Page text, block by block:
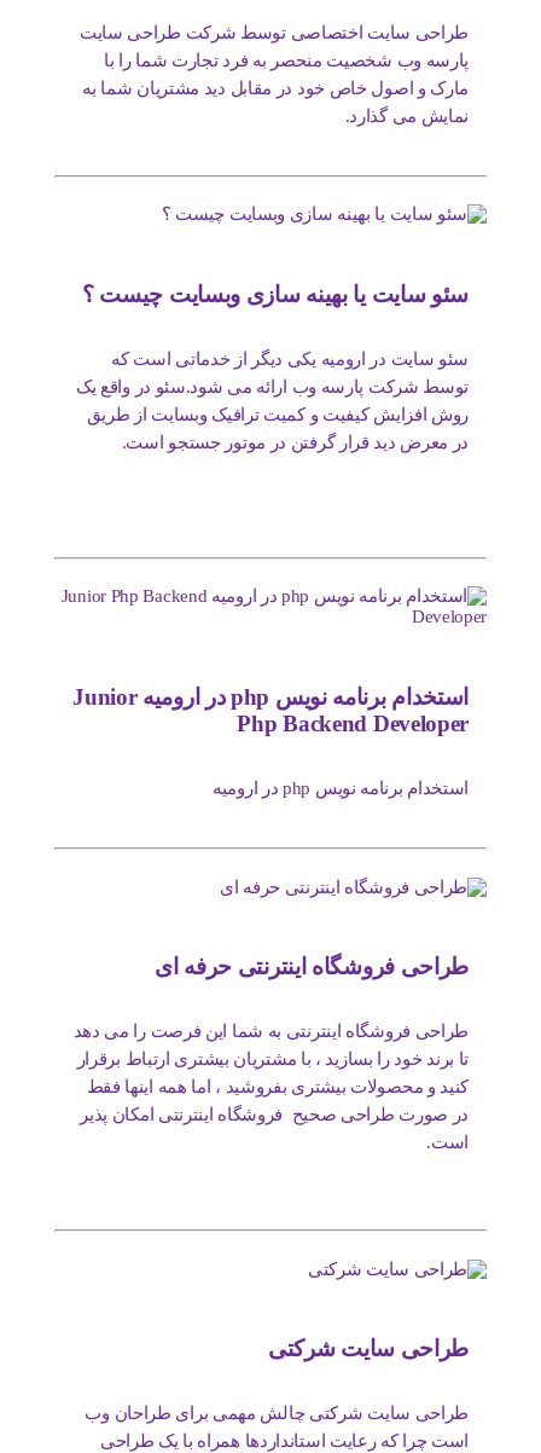
طراحی سایت اختصاصی توسط شرکت طراحی سایت
پارسه وب شخصیت منحصر به فرد تجارت شما را با
مارک و اصول خاص خود در مقابل دید مشتریان شما به
نمایش می گذارد.
سئو سایت یا بهینه سازی وبسایت چیست ؟
سئو سایت در ارومیه یکی دیگر از خدماتی است که
توسط شرکت پارسه وب ارائه می شود.سئو در واقع یک
روش افزایش کیفیت و کمیت ترافیک وبسایت از طریق
در معرض دید قرار گرفتن در موتور جستجو است.
استخدام برنامه نویس php در ارومیه Junior
Php Backend Developer
استخدام برنامه نویس php در ارومیه
طراحی فروشگاه اینترنتی حرفه ای
طراحی فروشگاه اینترنتی به شما این فرصت را می دهد
تا برند خود را بسازید ، با مشتریان بیشتری ارتباط برقرار
کنید و محصولات بیشتری بفروشید ، اما همه اینها فقط
در صورت طراحی صحیح فروشگاه اینترنتی امکان پذیر
است.
طراحی سایت شرکتی
طراحی سایت شرکتی چالش مهمی برای طراحان وب
است چرا که رعایت استانداردها همراه با یک طراحی